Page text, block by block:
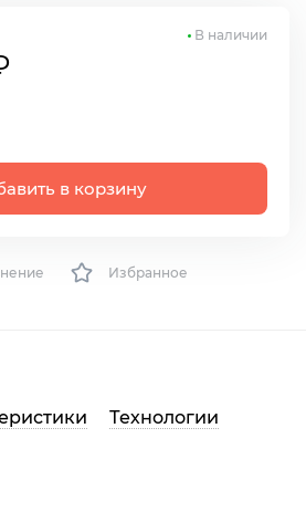
в корзину
В наличии
Избранное
Технологии